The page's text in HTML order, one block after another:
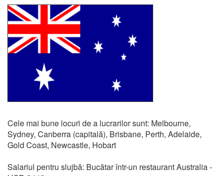
Cele mai bune locuri de a lucrarilor sunt: Melbourne,
Sydney, Canberra (capitală), Brisbane, Perth, Adelaide,
Gold Coast, Newcastle, Hobart
Salariul pentru slujbă: Bucătar într-un restaurant Australia -